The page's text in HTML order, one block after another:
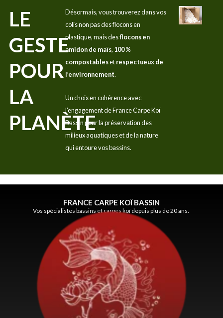
LE
GESTE
POUR
LA
PLANÈTE
Désormais, vous trouverez dans vos
colis non pas des flocons en
plastique, mais desflocons en
amidon de maïs, 100 %
compostablesetrespectueux de
l’environnement.
Un choix en cohérence avec
l’engagement de France Carpe Koï
Bassin pour la préservation des
milieux aquatiques et de la nature
qui entoure vos bassins.
FRANCE CARPE KOÏ BASSIN
Vos spécialistes bassins et carpes koï depuis plus de 20 ans.